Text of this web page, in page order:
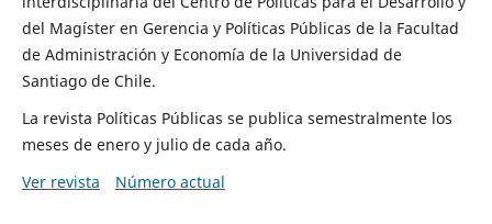
del Magíster en Gerencia y Políticas Públicas de la Facultad
de Administración y Economía de la Universidad de
Santiago de Chile.
La revista Políticas Públicas se publica semestralmente los
meses de enero y julio de cada año.
Ver revista
Número actual